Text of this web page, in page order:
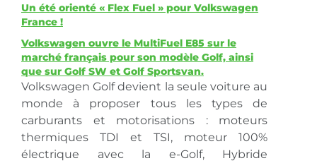
Un été orienté « Flex Fuel » pour Volkswagen
France !
Volkswagen ouvre le MultiFuel E85 sur le
marché français pour son modèle Golf, ainsi
que sur Golf SW et Golf Sportsvan.
Volkswagen Golf devient la seule voiture au
monde à proposer tous les types de
carburants et motorisations : moteurs
thermiques TDI et TSI, moteur 100%
électrique avec la e-Golf, Hybride